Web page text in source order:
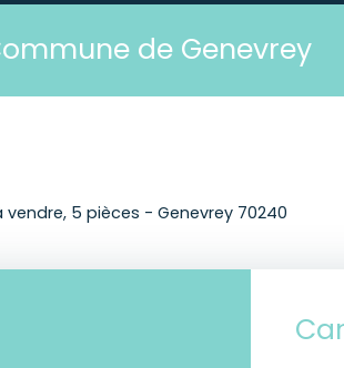
de Genevrey
vendre, 5 pièces - Genevrey 70240